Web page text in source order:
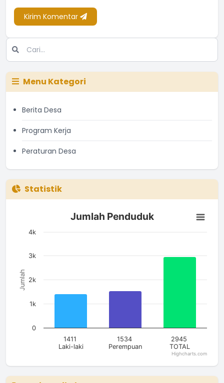
Kirim Komentar
Menu Kategori
Berita Desa
Program Kerja
Peraturan Desa
Statistik
Jumlah Penduduk
Bar chart with 3 bars.
The chart has 1 X axis displaying categories.
Jumlah
Jumlah Penduduk
1411
Laki-laki
1534
Perempuan
2945
TOTAL
0
1k
2k
3k
4k
Highcharts.com